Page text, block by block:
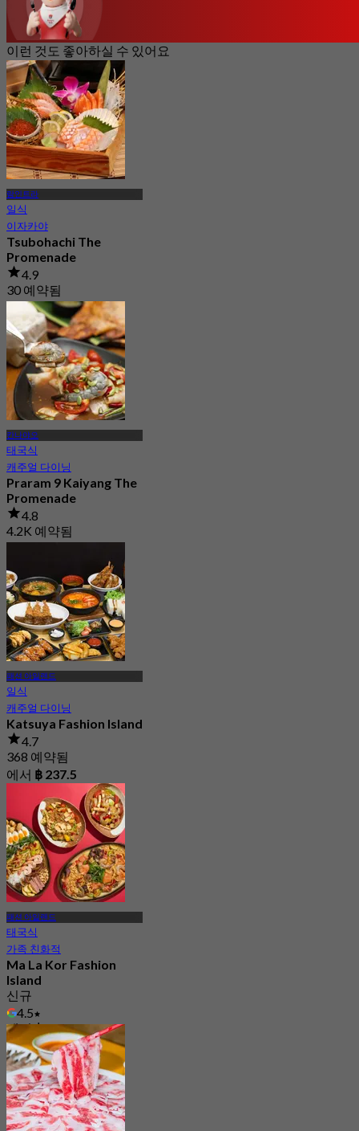
이런 것도 좋아하실 수 있어요
람인트라
일식
이자카야
Tsubohachi The
Promenade
4.9
30 예약됨
에서฿ 495
칸나야오
태국식
캐주얼 다이닝
Praram 9 Kaiyang The
Promenade
4.8
4.2K 예약됨
패션 아일랜드
일식
캐주얼 다이닝
Katsuya Fashion Island
4.7
368 예약됨
에서 ฿ 237.5
패션 아일랜드
태국식
가족 친화적
Ma La Kor Fashion
Island
신규
4.5
에서฿ 399